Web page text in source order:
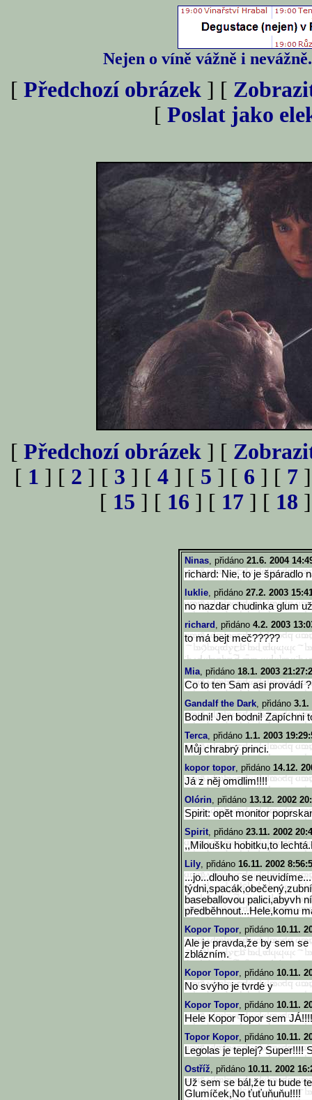
Nejen o víně vážně i
[ Předchozí obrázek ] [
[ Poslat jako
[ Předchozí obrázek ] [
[ 1 ] [ 2 ] [ 3 ] [ 4 ] [ 5 ] [ 6 ] [ 7
[ 15 ] [ 16 ] [ 17 ] [ 18
Ninas, přidáno 21.6. 2004
richard: Nie, to je špáradlo
luklie, přidáno 27.2. 2003
no nazdar chudinka glum
richard , přidáno 4.2. 2003
to má bejt meč?????
Mia, přidáno 18.1. 2003
Co to ten Sam asi provádí ?
Gandalf the Dark, přidáno 3.1.
Bodni! Jen bodni! Zapíchni
Terca, přidáno 1.1. 2003
Můj chrabrý princi.
kopor topor, přidáno 14.12.
Já z něj omdlim!!!!
Olórin, přidáno 13.12. 2002
Spirit: opět monitor
Spirit, přidáno 23.11. 2002
,,Miloušku hobitku,to
Lily, přidáno 16.11. 2002
...jo...dlouho se
baseballovou palici,abyvh
předběhnout...Hele,komu
Kopor Topor, přidáno 10.11.
Ale je pravda,že by sem
zblázním.
Kopor Topor, přidáno 10.11.
No svýho je tvrdé y
Kopor Topor, přidáno 10.11.
Hele Kopor Topor sem
Topor Kopor, přidáno 10.11.
Legolas je teplej? Super!!!!
Ostříž, přidáno 10.11. 2002
Už sem se bál,že tu bude
Glumíček,No ťuťuňuňu!!!!